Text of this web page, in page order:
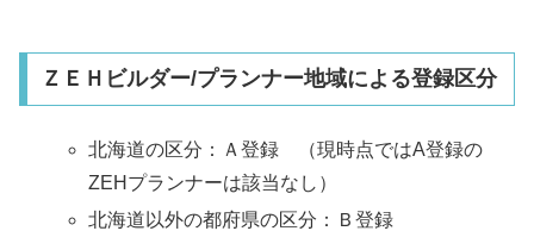
ＺＥＨビルダー/プランナー地域による登録区分
北海道の区分：Ａ登録 （現時点ではA登録の
ZEHプランナーは該当なし）
北海道以外の都府県の区分：Ｂ登録